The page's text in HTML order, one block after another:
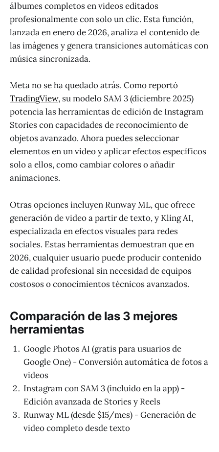
álbumes completos en videos editados
profesionalmente con solo un clic. Esta función,
lanzada en enero de 2026, analiza el contenido de
las imágenes y genera transiciones automáticas con
música sincronizada.
Meta no se ha quedado atrás. Como reportó
TradingView, su modelo SAM 3 (diciembre 2025)
potencia las herramientas de edición de Instagram
Stories con capacidades de reconocimiento de
objetos avanzado. Ahora puedes seleccionar
elementos en un video y aplicar efectos específicos
solo a ellos, como cambiar colores o añadir
animaciones.
Otras opciones incluyen Runway ML, que ofrece
generación de video a partir de texto, y Kling AI,
especializada en efectos visuales para redes
sociales. Estas herramientas demuestran que en
2026, cualquier usuario puede producir contenido
de calidad profesional sin necesidad de equipos
costosos o conocimientos técnicos avanzados.
Comparación de las 3 mejores
herramientas
Google Photos AI (gratis para usuarios de
Google One) - Conversión automática de fotos a
videos
Instagram con SAM 3 (incluido en la app) -
Edición avanzada de Stories y Reels
Runway ML (desde $15/mes) - Generación de
video completo desde texto